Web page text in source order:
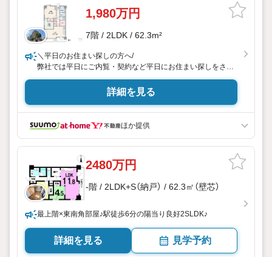
1,980万円
7階 / 2LDK / 62.3m²
＼平日のお住まい探しの方へ/
弊社では平日にご内覧・契約など平日にお住まい探しをされ
るお客様にサービスをご用意しています。
＼お仕事で忙しい方へ/
午前10時から午後7時まで”毎日”営業しています。事前にご予
約頂きましたら営業時間外でのご内覧もご対応いたします。
不動産業者間で不動産情報が共有されているので、名古屋市
全域や、その他隣接エリアでもご内覧が可能です！
【ウィル不動産販売 久屋大通営業所】
◎地下鉄東山線「栄」駅7A出口から徒歩1分、名城線「久屋大
通」駅7A出口から徒歩1分
◎お子様が遊べるキッズスペースあり
◎営業時間 10:0019:00（定休日無し）
上記時間はお電話が繋がりやすくなっております。ぜひお気
軽にご連絡下さい！
詳細を見る
ほか提供
2480万円
-階 / 2LDK+S（納戸） / 62.3㎡（壁芯）
最上階×東南角部屋♪駅徒歩6分の陽当り良好2SLDK♪
詳細を見る 見学予約